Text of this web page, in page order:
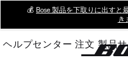
Main
💰 Bose 製品を下取りに出すと
き
ヘルプセンター 注文 製品